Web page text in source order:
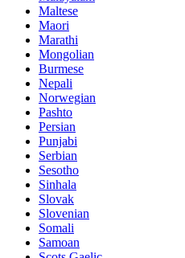
Maltese
Maori
Marathi
Mongolian
Burmese
Nepali
Norwegian
Pashto
Persian
Punjabi
Serbian
Sesotho
Sinhala
Slovak
Slovenian
Somali
Samoan